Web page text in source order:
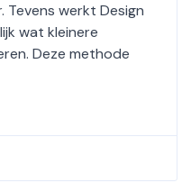
Tevens werkt Design
wat kleinere
Deze methode